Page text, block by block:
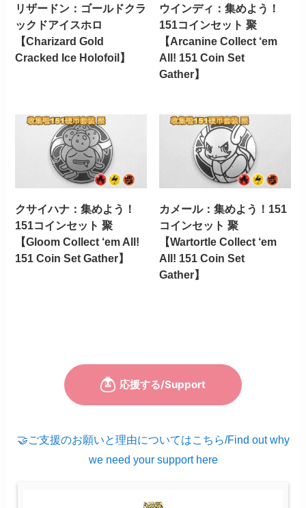
リザードン：ゴールドクラ
ックドアイスホロ
【Charizard Gold
Cracked Ice Holofoil】
ウインディ：集めよう！
151コインセット 聚
【Arcanine Collect ‘em
All! 151 Coin Set
Gather】
クサイハナ：集めよう！
151コインセット 聚
【Gloom Collect ‘em All!
151 Coin Set Gather】
カメール：集めよう！151
コインセット 聚
【Wartortle Collect ‘em
All! 151 Coin Set
Gather】
🤝ご支援のお願いと理由についてはこちら/Find out why
we need your support here